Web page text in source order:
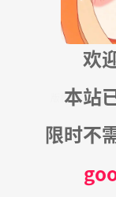
版权所有 ©狗
欢
本站
限时不